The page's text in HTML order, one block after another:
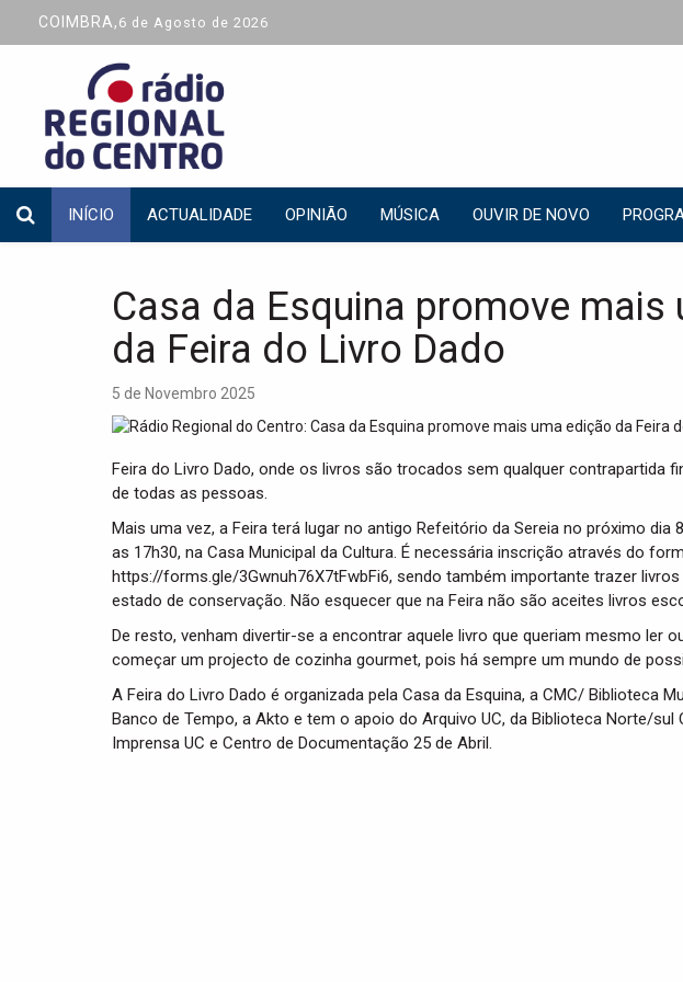
COIMBRA, 6 de Agosto de 2026
INÍCIO ACTUALIDADE OPINIÃO MÚSICA OUVIR DE NOVO
Casa da Esquina promove mais
da Feira do Livro Dado
5 de Novembro 2025
Feira do Livro Dado, onde os livros são trocados sem qualquer contrapartida
de todas as pessoas.
Mais uma vez, a Feira terá lugar no antigo Refeitório da Sereia no próximo dia
as 17h30, na Casa Municipal da Cultura. É necessária inscrição através do
https://forms.gle/3Gwnuh76X7tFwbFi6, sendo também importante trazer
estado de conservação. Não esquecer que na Feira não são aceites livros
De resto, venham divertir-se a encontrar aquele livro que queriam mesmo ler
começar um projecto de cozinha gourmet, pois há sempre um mundo de
A Feira do Livro Dado é organizada pela Casa da Esquina, a CMC/ Biblioteca
Banco de Tempo, a Akto e tem o apoio do Arquivo UC, da Biblioteca Norte/sul
Imprensa UC e Centro de Documentação 25 de Abril.